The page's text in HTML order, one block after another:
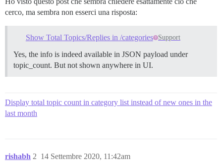
cerco, ma sembra non esserci una risposta:
Show Total Topics/Replies in /categories Support
Yes, the info is indeed available in JSON payload under
topic_count. But not shown anywhere in UI.
Display total topic count in category list instead of new ones in the
last month
rishabh 14 Settembre 2020, 11:42am
2